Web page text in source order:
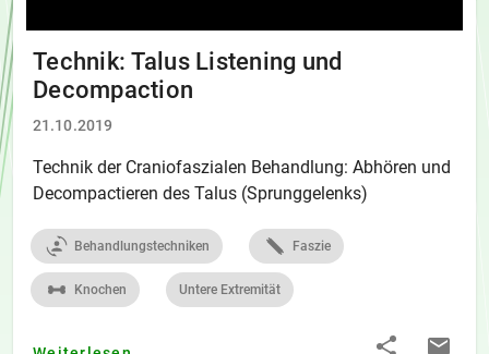
Technik: Talus Listening und
Decompaction
21.10.2019
Technik der Craniofaszialen Behandlung: Abhören und
Decompactieren des Talus (Sprunggelenks)
Behandlungstechniken Faszie
Knochen Untere Extremität